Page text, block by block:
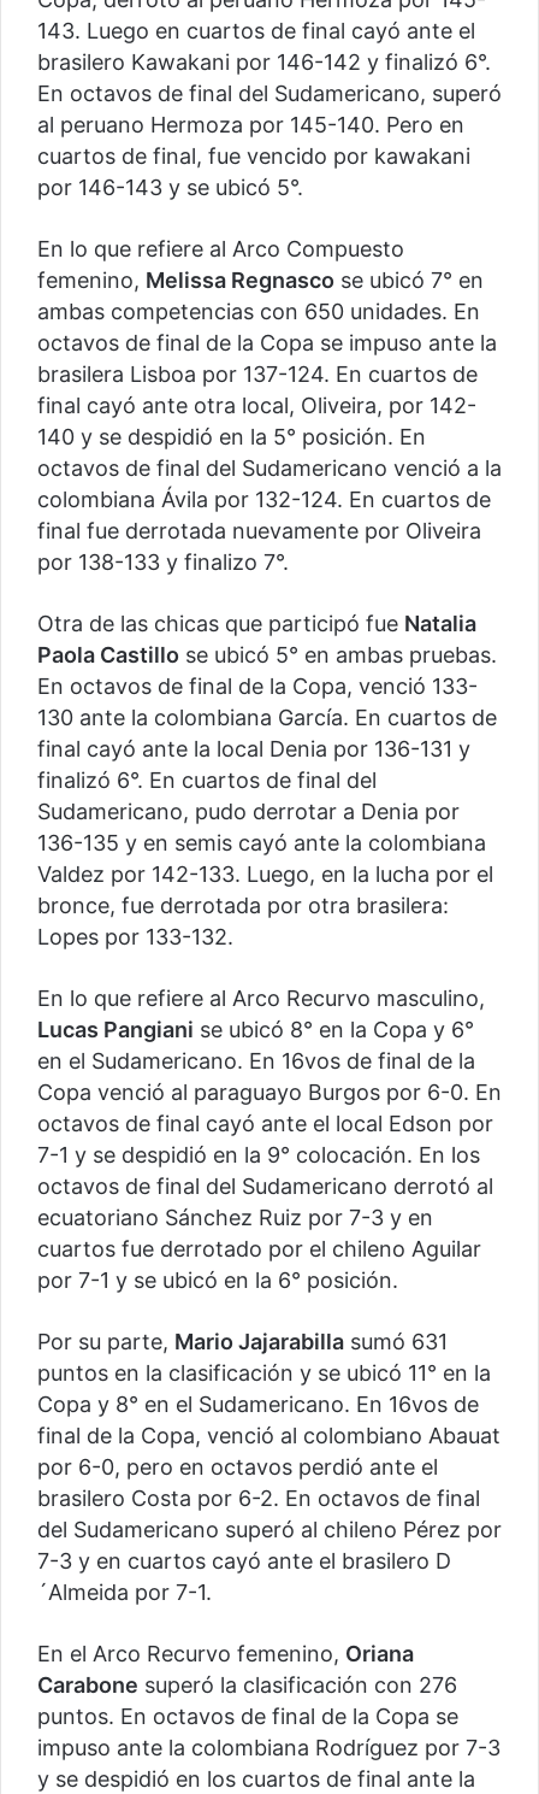
143. Luego en cuartos de final cayó ante el
brasilero Kawakani por 146-142 y finalizó 6°.
En octavos de final del Sudamericano, superó
al peruano Hermoza por 145-140. Pero en
cuartos de final, fue vencido por kawakani
por 146-143 y se ubicó 5°.
En lo que refiere al Arco Compuesto
femenino, Melissa Regnasco se ubicó 7° en
ambas competencias con 650 unidades. En
octavos de final de la Copa se impuso ante la
brasilera Lisboa por 137-124. En cuartos de
final cayó ante otra local, Oliveira, por 142-
140 y se despidió en la 5° posición. En
octavos de final del Sudamericano venció a la
colombiana Ávila por 132-124. En cuartos de
final fue derrotada nuevamente por Oliveira
por 138-133 y finalizo 7°.
Otra de las chicas que participó fue Natalia
Paola Castillo se ubicó 5° en ambas pruebas.
En octavos de final de la Copa, venció 133-
130 ante la colombiana García. En cuartos de
final cayó ante la local Denia por 136-131 y
finalizó 6°. En cuartos de final del
Sudamericano, pudo derrotar a Denia por
136-135 y en semis cayó ante la colombiana
Valdez por 142-133. Luego, en la lucha por el
bronce, fue derrotada por otra brasilera:
Lopes por 133-132.
En lo que refiere al Arco Recurvo masculino,
Lucas Pangiani se ubicó 8° en la Copa y 6°
en el Sudamericano. En 16vos de final de la
Copa venció al paraguayo Burgos por 6-0. En
octavos de final cayó ante el local Edson por
7-1 y se despidió en la 9° colocación. En los
octavos de final del Sudamericano derrotó al
ecuatoriano Sánchez Ruiz por 7-3 y en
cuartos fue derrotado por el chileno Aguilar
por 7-1 y se ubicó en la 6° posición.
Por su parte, Mario Jajarabilla sumó 631
puntos en la clasificación y se ubicó 11° en la
Copa y 8° en el Sudamericano. En 16vos de
final de la Copa, venció al colombiano Abauat
por 6-0, pero en octavos perdió ante el
brasilero Costa por 6-2. En octavos de final
del Sudamericano superó al chileno Pérez por
7-3 y en cuartos cayó ante el brasilero D
´Almeida por 7-1.
En el Arco Recurvo femenino, Oriana
Carabone superó la clasificación con 276
puntos. En octavos de final de la Copa se
impuso ante la colombiana Rodríguez por 7-3
y se despidió en los cuartos de final ante la